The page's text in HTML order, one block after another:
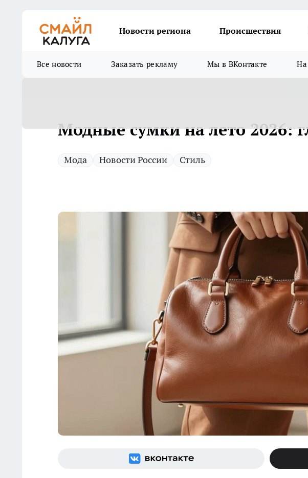
Новости региона Происшествия
Все новости Заказать рекламу Мы в ВКонтакте На
Модные сумки на лето 2026:
Мода Новости России Стиль